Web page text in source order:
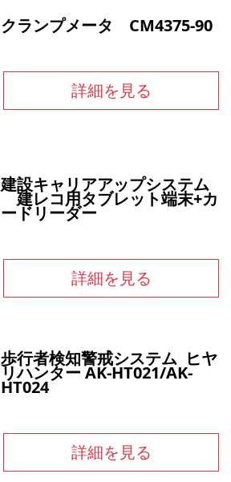
クランプメータ CM4375-90
詳細を見る
建設キャリアアップシステム
建レコ用タブレット端末+カ
ードリーダー
詳細を見る
歩行者検知警戒システム ヒヤ
リハンター AK-HT021/AK-
HT024
詳細を見る